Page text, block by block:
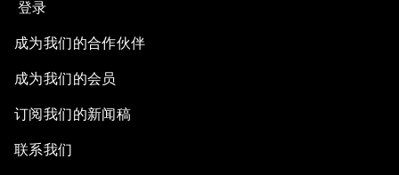
登录
成为我们的合作伙伴
成为我们的会员
订阅我们的新闻稿
联系我们